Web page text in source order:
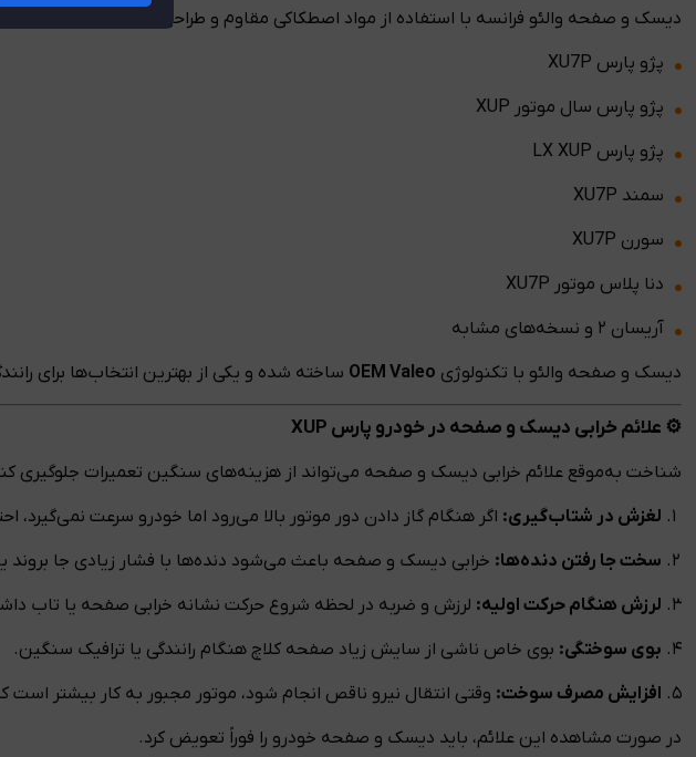
دیسک و صفحه والئو فرانسه با استفاده از مواد اصطکاکی مقاوم و طراحی دقیق مهندسی،
پژو پارس XU7P
پژو پارس سال موتور XUP
پژو پارس LX XUP
سمند XU7P
سورن XU7P
دنا پلاس موتور XU7P
آریسان ۲ و نسخه‌های مشابه
دیسک و صفحه والئو با تکنولوژی OEM Valeo ساخته شده و یکی از بهترین انتخاب‌ها برای
⚙️ علائم خرابی دیسک و صفحه در خودرو پارس XUP
شناخت به‌موقع علائم خرابی دیسک و صفحه می‌تواند از هزینه‌های سنگین تعمیرات جلوگیری
لغزش در شتاب‌گیری: اگر هنگام گاز دادن دور موتور بالا می‌رود اما خودرو سرعت
سخت جا رفتن دنده‌ها: خرابی دیسک و صفحه باعث می‌شود دنده‌ها با فشار زیادی جا بروند
لرزش هنگام حرکت اولیه: لرزش و ضربه در لحظه شروع حرکت نشانه خرابی صفحه یا تاب
بوی سوختگی: بوی خاص ناشی از سایش زیاد صفحه کلاچ هنگام رانندگی یا ترافیک سنگین.
افزایش مصرف سوخت: وقتی انتقال نیرو ناقص انجام شود، موتور مجبور به کار بیشتر است
در صورت مشاهده این علائم، باید دیسک و صفحه خودرو را فوراً تعویض کرد.